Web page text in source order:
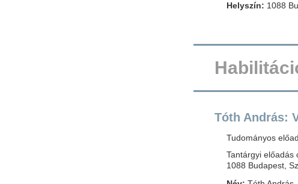
Helyszín: 1088
Tóth András:
Tudományos
Tantárgyi előadás
1088 Budapest,